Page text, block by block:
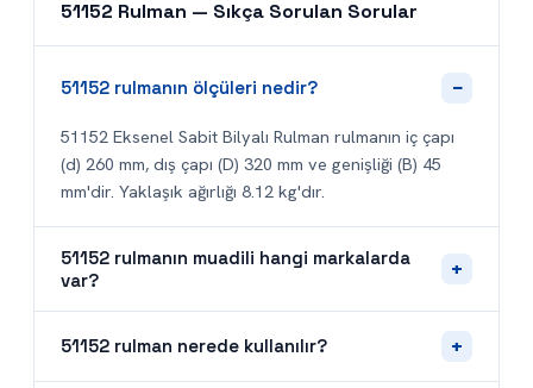
51152 Rulman — Sıkça Sorulan Sorular
51152 rulmanın ölçüleri nedir? −
51152 Eksenel Sabit Bilyalı Rulman rulmanın iç çapı
(d) 260 mm, dış çapı (D) 320 mm ve genişliği (B) 45
mm'dir. Yaklaşık ağırlığı 8.12 kg'dır.
51152 rulmanın muadili hangi markalarda
var?
+
51152 rulman nerede kullanılır? +